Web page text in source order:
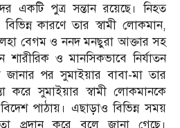
একটি পুত্র সন্তান রয়েছে। নিহত
কারণে তার স্বামী লোকমান,
বেগম ও ননদ মনছুরা আক্তার সহ
শারীরিক ও মানসিকভাবে নির্যাতন
পর সুমাইয়ার বাবা-মা তার
করে সুমাইয়ার স্বামী লোকমানকে
পাঠায়। এছাড়াও বিভিন্ন সময়
প্রদান করে বলে জানা গেছে।